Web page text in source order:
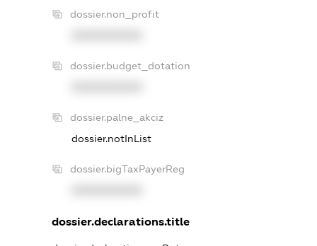
dossier.non_profit
dossier.budget_dotation
dossier.palne_akciz
dossier.notInList
dossier.bigTaxPayerReg
dossier.declarations.title